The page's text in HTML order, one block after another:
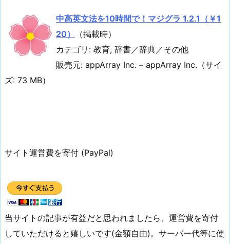
中高英文法を10時間で！マジグラ 1.2.1（￥1
20）
（掲載時）
カテゴリ: 教育, 辞書／辞典／その他
販売元: appArray Inc. – appArray Inc.（サイ
ズ: 73 MB）
サイト運営費を寄付 (PayPal)
当サイトの記事が有益だと思われましたら、運営費を寄付
していただけると嬉しいです(金額自由)。サーバー代等に使